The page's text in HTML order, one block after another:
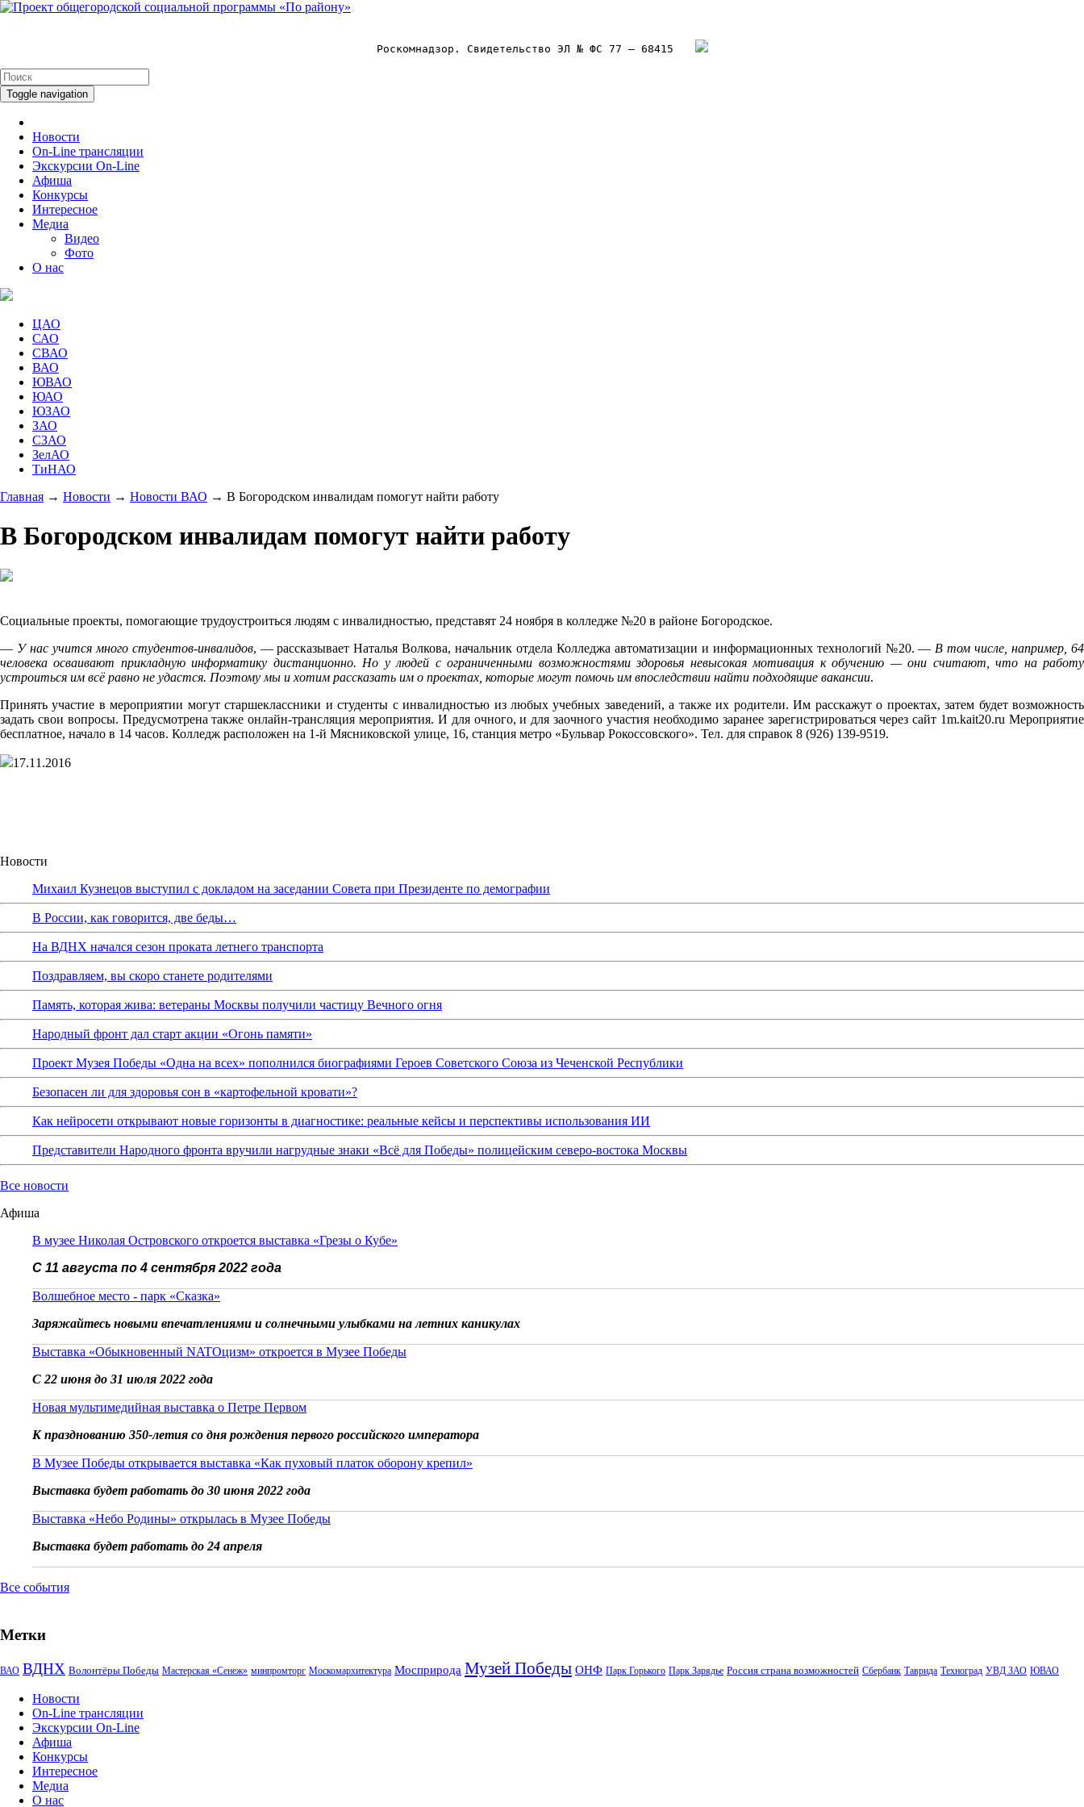
Роскомнадзор. Свидетельство ЭЛ № ФС 77 – 68415
Toggle navigation
Новости
On-Line трансляции
Экскурсии On-Line
Афиша
Конкурсы
Интересное
Медиа
Видео
Фото
О нас
ЦАО
САО
СВАО
ВАО
ЮВАО
ЮАО
ЮЗАО
ЗАО
СЗАО
ЗелАО
ТиНАО
Главная → Новости → Новости ВАО → В Богородском инвалидам помогут найти работу
В Богородском инвалидам помогут найти работу
Социальные проекты, помогающие трудоустроиться людям с инвалидностью, представят 24 ноября в колледже №20 в районе Богородское.
— У нас учится много студентов-инвалидов, — рассказывает Наталья Волкова, начальник отдела Колледжа автоматизации и информационных технологий №20. — В том числе, например, 64
человека осваивают прикладную информатику дистанционно. Но у людей с ограниченными возможностями здоровья невысокая мотивация к обучению — они считают, что на работу
устроиться им всё равно не удастся. Поэтому мы и хотим рассказать им о проектах, которые могут помочь им впоследствии найти подходящие вакансии.
Принять участие в мероприятии могут старшеклассники и студенты с инвалидностью из любых учебных заведений, а также их родители. Им расскажут о проектах, затем будет возможность
задать свои вопросы. Предусмотрена также онлайн-трансляция мероприятия. И для очного, и для заочного участия необходимо заранее зарегистрироваться через сайт 1m.kait20.ru Мероприятие
бесплатное, начало в 14 часов. Колледж расположен на 1-й Мясниковской улице, 16, станция метро «Бульвар Рокоссовского». Тел. для справок 8 (926) 139-9519.
17.11.2016
Новости
Михаил Кузнецов выступил с докладом на заседании Совета при Президенте по демографии
В России, как говорится, две беды…
На ВДНХ начался сезон проката летнего транспорта
Поздравляем, вы скоро станете родителями
Память, которая жива: ветераны Москвы получили частицу Вечного огня
Народный фронт дал старт акции «Огонь памяти»
Проект Музея Победы «Одна на всех» пополнился биографиями Героев Советского Союза из Чеченской Республики
Безопасен ли для здоровья сон в «картофельной кровати»?
Как нейросети открывают новые горизонты в диагностике: реальные кейсы и перспективы использования ИИ
Представители Народного фронта вручили нагрудные знаки «Всё для Победы» полицейским северо-востока Москвы
Все новости
Афиша
В музее Николая Островского откроется выставка «Грезы о Кубе»
С 11 августа по 4 сентября 2022 года
Волшебное место - парк «Сказка»
Заряжайтесь новыми впечатлениями и солнечными улыбками на летних каникулах
Выставка «Обыкновенный NATOцизм» откроется в Музее Победы
С 22 июня до 31 июля 2022 года
Новая мультимедийная выставка о Петре Первом
К празднованию 350-летия со дня рождения первого российского императора
В Музее Победы открывается выставка «Как пуховый платок оборону крепил»
Выставка будет работать до 30 июня 2022 года
Выставка «Небо Родины» открылась в Музее Победы
Выставка будет работать до 24 апреля
Все события
Метки
ВАО ВДНХ Волонтёры Победы Мастерская «Сенеж» минпромторг Москомархитектура Мосприрода Музей Победы ОНФ Парк Горького Парк Зарядье Россия страна возможностей Сбербанк Таврида Техноград УВД ЗАО ЮВАО
Новости
On-Line трансляции
Экскурсии On-Line
Афиша
Конкурсы
Интересное
Медиа
О нас